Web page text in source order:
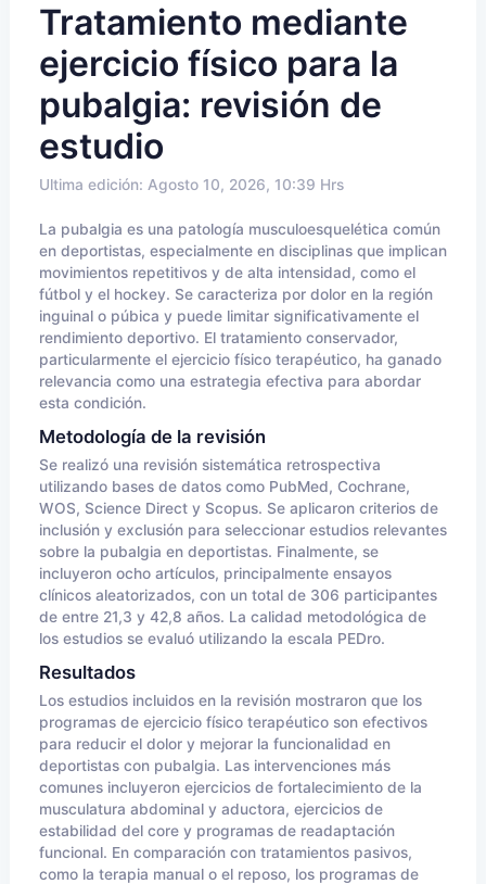
Tratamiento mediante
ejercicio físico para la
pubalgia: revisión de
estudio
Ultima edición: Agosto 10, 2026, 10:39 Hrs
La pubalgia es una patología musculoesquelética común
en deportistas, especialmente en disciplinas que implican
movimientos repetitivos y de alta intensidad, como el
fútbol y el hockey. Se caracteriza por dolor en la región
inguinal o púbica y puede limitar significativamente el
rendimiento deportivo. El tratamiento conservador,
particularmente el ejercicio físico terapéutico, ha ganado
relevancia como una estrategia efectiva para abordar
esta condición.
Metodología de la revisión
Se realizó una revisión sistemática retrospectiva
utilizando bases de datos como PubMed, Cochrane,
WOS, Science Direct y Scopus. Se aplicaron criterios de
inclusión y exclusión para seleccionar estudios relevantes
sobre la pubalgia en deportistas. Finalmente, se
incluyeron ocho artículos, principalmente ensayos
clínicos aleatorizados, con un total de 306 participantes
de entre 21,3 y 42,8 años. La calidad metodológica de
los estudios se evaluó utilizando la escala PEDro.
Resultados
Los estudios incluidos en la revisión mostraron que los
programas de ejercicio físico terapéutico son efectivos
para reducir el dolor y mejorar la funcionalidad en
deportistas con pubalgia. Las intervenciones más
comunes incluyeron ejercicios de fortalecimiento de la
musculatura abdominal y aductora, ejercicios de
estabilidad del core y programas de readaptación
funcional. En comparación con tratamientos pasivos,
como la terapia manual o el reposo, los programas de